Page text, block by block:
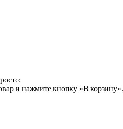
и нажмите кнопку «В корзину».